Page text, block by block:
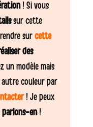
! Si vous
sur cette
surcette
des
un modèle mais
autre couleur par
! Je peux
parlons-en!